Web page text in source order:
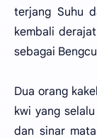
terjang Suhu
kembali
sebagai
Dua orang
kwi yang
dan sinar